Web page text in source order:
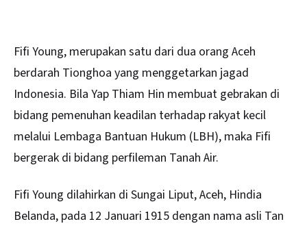
Fifi Young, merupakan satu dari dua orang Aceh
berdarah Tionghoa yang menggetarkan jagad
Indonesia. Bila Yap Thiam Hin membuat gebrakan di
bidang pemenuhan keadilan terhadap rakyat kecil
melalui Lembaga Bantuan Hukum (LBH), maka Fifi
bergerak di bidang perfileman Tanah Air.
Fifi Young dilahirkan di Sungai Liput, Aceh, Hindia
Belanda, pada 12 Januari 1915 dengan nama asli Tan